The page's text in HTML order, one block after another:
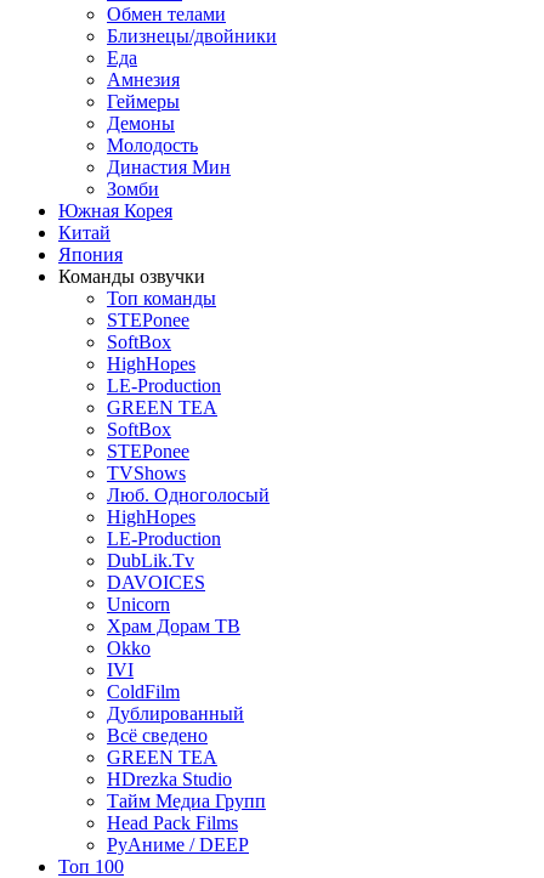
Обмен телами
Близнецы/двойники
Еда
Амнезия
Геймеры
Демоны
Молодость
Династия Мин
Зомби
Южная Корея
Китай
Япония
Команды озвучки
Топ команды
STEPonee
SoftBox
HighHopes
LE-Production
GREEN TEA
SoftBox
STEPonee
TVShows
Люб. Одноголосый
HighHopes
LE-Production
DubLik.Tv
DAVOICES
Unicorn
Храм Дорам ТВ
Okko
IVI
ColdFilm
Дублированный
Всё сведено
GREEN TEA
HDrezka Studio
Тайм Медиа Групп
Head Pack Films
РуАниме / DEEP
Топ 100